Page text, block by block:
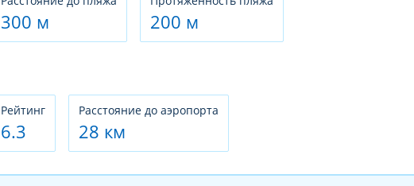
300 м
200 м
Рeйтинг
6.3
Расстояние до аэропорта
28 км